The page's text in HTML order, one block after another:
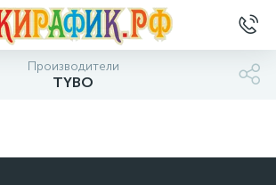
Производители
TYBO